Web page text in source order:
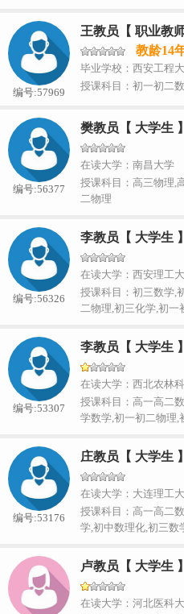
编号:57969
王教员【 职业教师
教龄14
毕业学校：西安工程
授课科目：初一初二
编号:56377
樊教员【 大学生 】
在读大学：南昌大学
授课科目：高三物理,
二物理
编号:56326
李教员【 大学生 】
在读大学：西安理工
授课科目：初三数学,
二物理,初三化学,初一
编号:53307
李教员【 大学生 】
在读大学：西北农林
授课科目：高一高二
学数学,初一初二物理,
编号:53176
庄教员【 大学生 】
在读大学：大连理工
授课科目：高一高二
学,初中数理化,初三数
卢教员【 大学生 】
在读大学：河北医科